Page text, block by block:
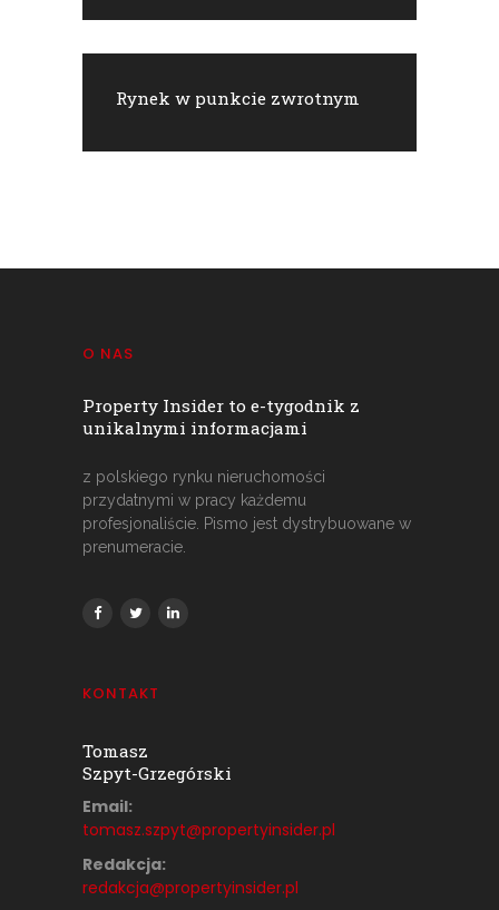
Rynek w punkcie zwrotnym
O NAS
Property Insider to e-tygodnik z
unikalnymi informacjami
z polskiego rynku nieruchomości
przydatnymi w pracy każdemu
profesjonaliście. Pismo jest dystrybuowane w
prenumeracie.
KONTAKT
Tomasz
Szpyt-Grzegórski
Email:
tomasz.szpyt@propertyinsider.pl
Redakcja:
redakcja@propertyinsider.pl